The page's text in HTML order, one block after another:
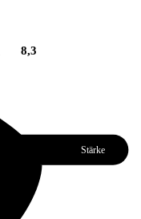
8,3
Stärke